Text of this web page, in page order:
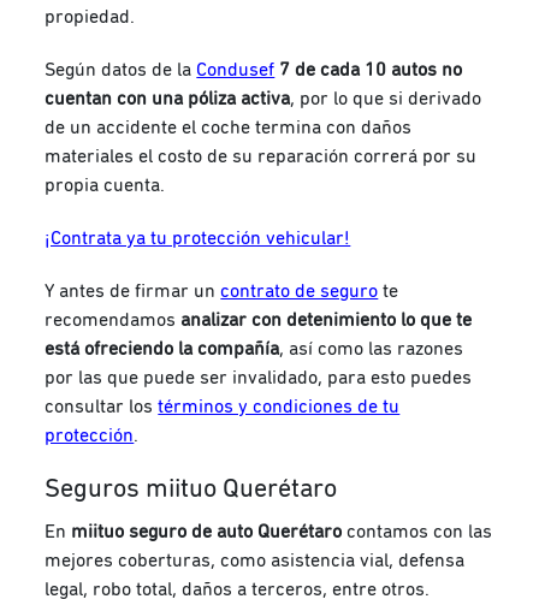
propiedad.
Según datos de la Condusef 7 de cada 10 autos no
cuentan con una póliza activa, por lo que si derivado
de un accidente el coche termina con daños
materiales el costo de su reparación correrá por su
propia cuenta.
¡Contrata ya tu protección vehicular!
Y antes de firmar uncontrato de seguro te
recomendamos analizar con detenimiento lo que te
está ofreciendo la compañía, así como las razones
por las que puede ser invalidado, para esto puedes
consultar lostérminos y condiciones de tu
protección.
Seguros miituo Querétaro
En miituo seguro de auto Querétaro contamos con las
mejores coberturas, como asistencia vial, defensa
legal, robo total, daños a terceros, entre otros.